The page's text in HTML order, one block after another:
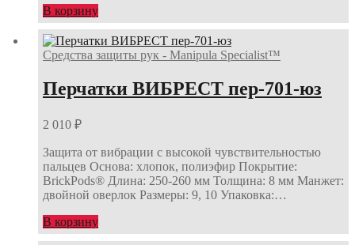
В корзину
Средства защиты рук - Manipula Specialist™
Перчатки ВИБРЕСТ пер-701-юз
2 010 ₽
Защита от вибрации с высокой чувствительностью
пальцев Основа: хлопок, полиэфир Покрытие:
BrickPods® Длина: 250-260 мм Толщина: 8 мм Манжет:
двойной оверлок Размеры: 9, 10 Упаковка:…
В корзину